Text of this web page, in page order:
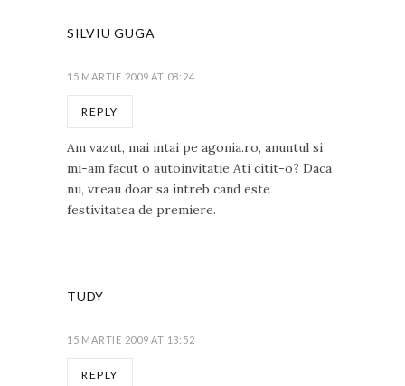
SILVIU GUGA
15 MARTIE 2009 AT 08:24
REPLY
Am vazut, mai intai pe agonia.ro, anuntul si
mi-am facut o autoinvitatie Ati citit-o? Daca
nu, vreau doar sa intreb cand este
festivitatea de premiere.
TUDY
15 MARTIE 2009 AT 13:52
REPLY